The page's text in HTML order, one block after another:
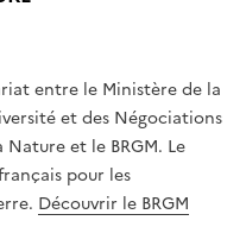
T
É
,
É
G
A
L
entre le Ministère de la
et des Négociations
et le BRGM. Le
pour les
Découvrir le BRGM